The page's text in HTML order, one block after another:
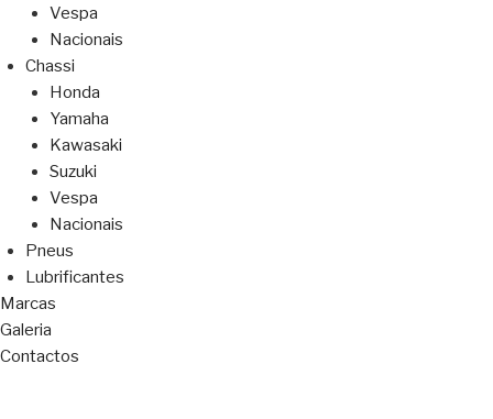
Vespa
Nacionais
Chassi
Honda
Yamaha
Kawasaki
Suzuki
Vespa
Nacionais
Pneus
Lubrificantes
Marcas
Galeria
Contactos